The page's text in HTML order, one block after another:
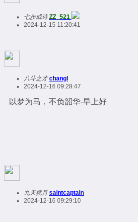
七步成诗 ZZ_521
2024-12-15 11:20:41
八斗之才 changl
2024-12-16 09:28:47
以梦为马，不负韶华-早上好
九天揽月 saintcaptain
2024-12-16 09:29:10